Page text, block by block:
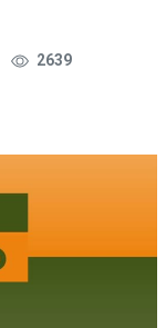
2639